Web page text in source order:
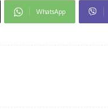
WhatsApp